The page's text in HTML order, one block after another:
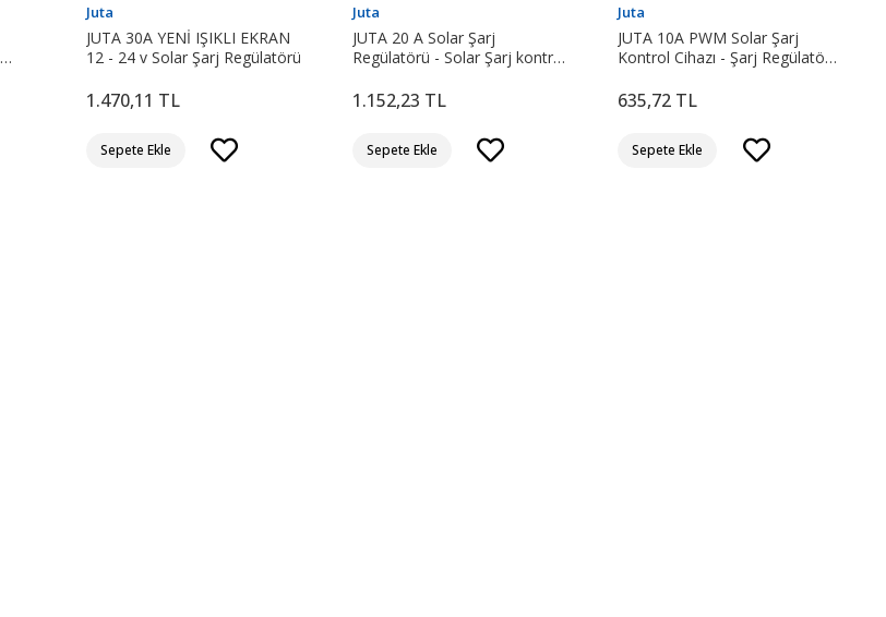
Juta
JUTA 30A YENİ IŞIKLI EKRAN
12 - 24 v Solar Şarj Regülatörü
1.470,11 TL
Sepete Ekle
Juta
JUTA 20 A Solar Şarj
Regülatörü - Solar Şarj kontrol
1.152,23 TL
Sepete Ekle
Juta
JUTA 10A PWM Solar Şarj
Kontrol Cihazı - Şarj Regülatörü
635,72 TL
Sepete Ekle